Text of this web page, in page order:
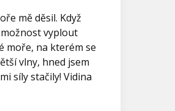
mě děsil. Když
vyplout
moře, na kterém se
vlny, hned jsem
síly stačily! Vidina